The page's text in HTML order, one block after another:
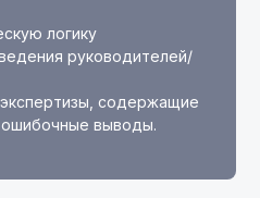
логику
руководителей/
содержащие
выводы.